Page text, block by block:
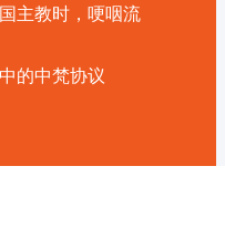
主教时，哽咽流
的中梵协议